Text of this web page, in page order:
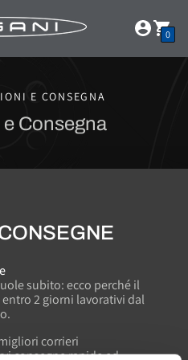
0
E CONSEGNA
Consegna
subito: ecco perché il
2 giorni lavorativi dal
corrieri
consegne rapide ed